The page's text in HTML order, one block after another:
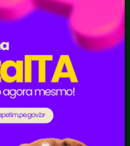
Sic Físico
Solicitar
Recurso
Solicitar um
pedido